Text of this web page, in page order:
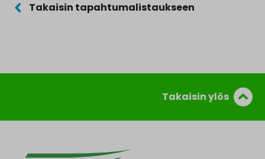
Takaisin tapahtumalistaukseen
Takaisin ylös